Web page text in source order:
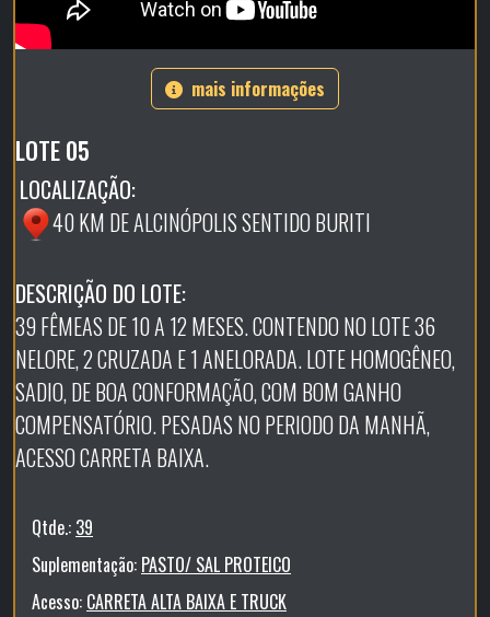
mais informações
LOTE 05
LOCALIZAÇÃO:
40 KM DE ALCINÓPOLIS SENTIDO BURITI
DESCRIÇÃO DO LOTE:
39 FÊMEAS DE 10 A 12 MESES. CONTENDO NO LOTE 36
NELORE, 2 CRUZADA E 1 ANELORADA. LOTE HOMOGÊNEO,
SADIO, DE BOA CONFORMAÇÃO, COM BOM GANHO
COMPENSATÓRIO. PESADAS NO PERIODO DA MANHÃ,
ACESSO CARRETA BAIXA.
Qtde.: 39
Suplementação: PASTO/ SAL PROTEICO
Acesso: CARRETA ALTA BAIXA E TRUCK